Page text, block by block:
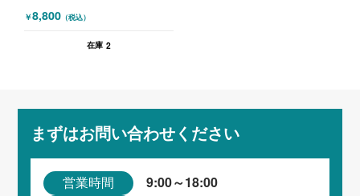
￥8,800 （税込）
在庫 2
まずはお問い合わせください
営業時間 9:00～18:00